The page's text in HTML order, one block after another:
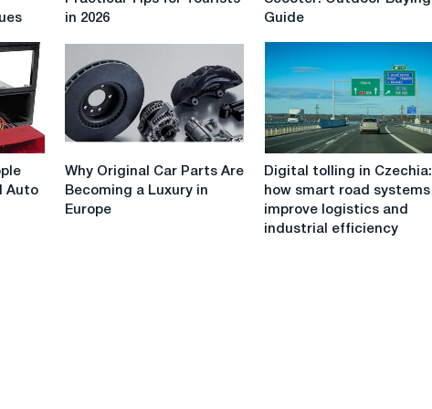
Morocco:
Tips
for
Tourists
2026
in 2026
Mobility
Buying
Guide
Guide
Auto
Why
Original
Car
Parts
Why Original Car Parts Are
Becoming a Luxury in
Europe
Digital
tolling
in
Czechia:
Digital tolling in Czechia:
how smart road systems
improve logistics and
industrial efficiency